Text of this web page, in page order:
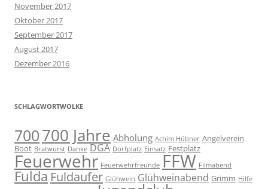
November 2017
Oktober 2017
September 2017
August 2017
Dezember 2016
SCHLAGWORTWOLKE
700700 Jahre Abholung Achim Hübner Angelverein
Boot Bratwurst Danke DGA Dorfplatz Einsatz Festplatz
Feuerwehr Feuerwehrfreunde FFW Filmabend
Fulda Fuldaufer Glühwein Glühweinabend Grimm Hilfe